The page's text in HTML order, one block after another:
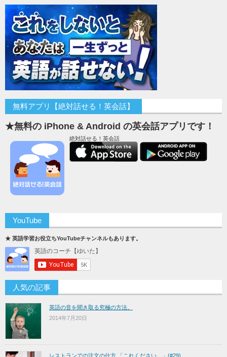
無料アプリ【絶対話せる！英会話】
★無料の iPhone & Android の英会話アプリです！
絶対話せる！英会話
YouTube
★ 英語学習お役立ちYouTubeチャンネルもあります。
人気の記事
英語の音を聞き取る究極の方法。
2014年7月20日
レストランでの注文の仕方 「これください。」(#29)